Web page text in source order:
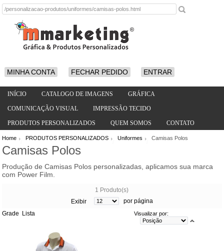
MINHA CONTA FECHAR PEDIDO ENTRAR
INÍCIO CATALOGO DE IMAGENS GRÁFICA
COMUNICAÇÃO VISUAL IMPRESSÃO TECIDO
PRODUTOS PERSONALIZADOS QUEM SOMOS CONTATO
Home PRODUTOS PERSONALIZADOS Uniformes Camisas Polos
Camisas Polos
Produção de Camisas Polos personalizadas, aplicamos sua marca
com Power Film.
1 Produto(s)
Exibir
por página
Grade Lista Visualizar por: